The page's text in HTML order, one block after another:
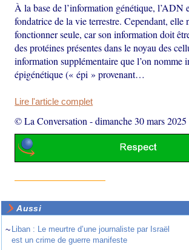
À la base de l’information génétique, l’ADN
fondatrice de la vie terrestre. Cependant, elle
fonctionner seule, car son information doit
des protéines présentes dans le noyau des
information supplémentaire que l’on nomme
épigénétique (« épi » provenant…
Lire l'article complet
© La Conversation -dimanche 30 mars 2025
Aussi
~ Liban : Le meurtre d’une journaliste par Israël
est un crime de guerre manifeste